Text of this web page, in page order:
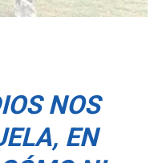
NOS
EN